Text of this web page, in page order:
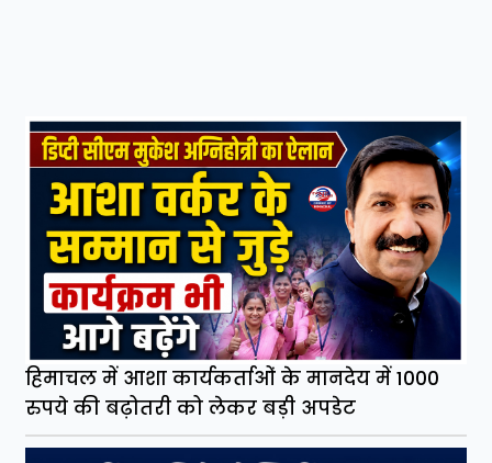
हिमाचल में आशा कार्यकर्ताओं के मानदेय में 1000
रुपये की बढ़ोतरी को लेकर बड़ी अपडेट